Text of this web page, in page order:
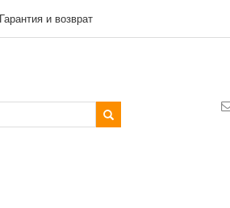
Гарантия и возврат